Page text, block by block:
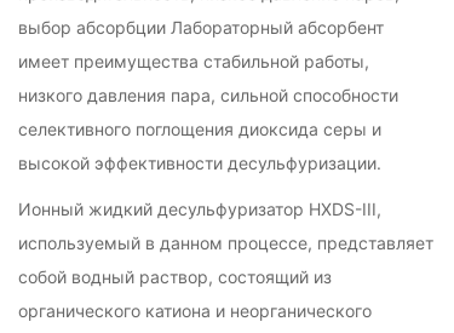
выбор абсорбции Лабораторный абсорбент
имеет преимущества стабильной работы,
низкого давления пара, сильной способности
селективного поглощения диоксида серы и
высокой эффективности десульфуризации.
Ионный жидкий десульфуризатор HXDS-III,
используемый в данном процессе, представляет
собой водный раствор, состоящий из
органического катиона и неорганического